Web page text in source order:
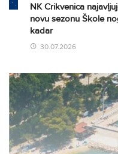
NK Crikvenica
novu sezonu Škole
kadar
30.07.2026